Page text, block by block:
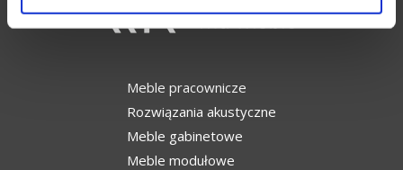
Meble pracownicze
Rozwiązania akustyczne
Meble gabinetowe
Meble modułowe